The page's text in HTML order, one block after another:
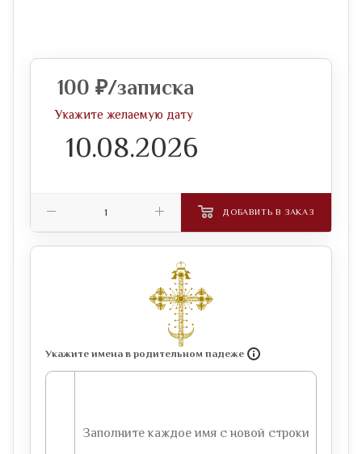
Укажите имена в родительном падеже
100 ₽/записка
Укажите желаемую дату
ДОБАВИТЬ В ЗАКАЗ